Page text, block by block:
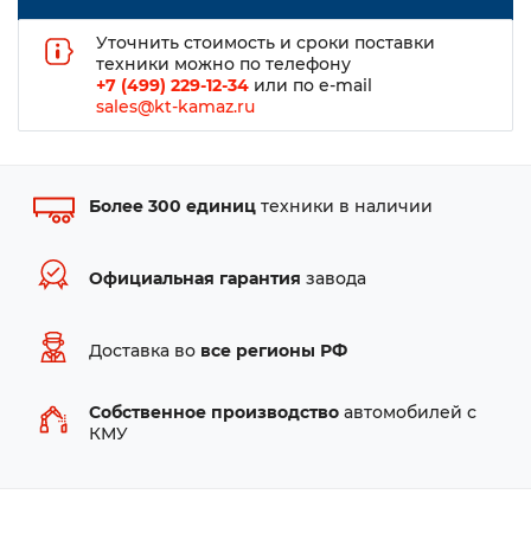
Уточнить стоимость и сроки поставки
техники можно по телефону
+7 (499) 229-12-34 или по e-mail
sales@kt-kamaz.ru
Более 300 единиц техники в наличии
Официальная гарантия завода
Доставка во все регионы РФ
Собственное производство автомобилей с
КМУ